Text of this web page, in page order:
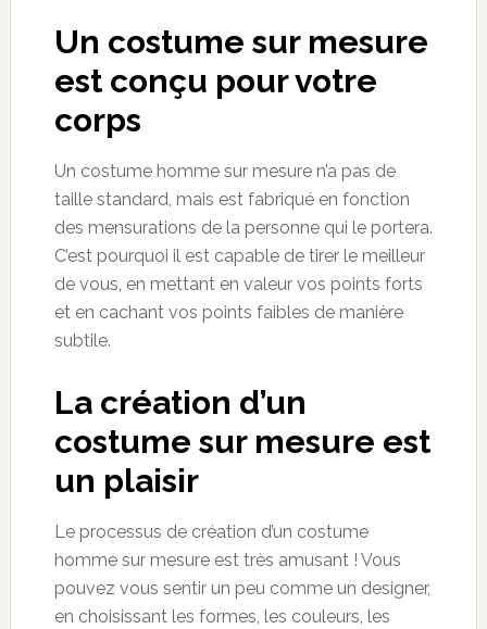
Un costume sur mesure
est conçu pour votre
corps
Un costume homme sur mesure n’a pas de
taille standard, mais est fabriqué en fonction
des mensurations de la personne qui le portera.
C’est pourquoi il est capable de tirer le meilleur
de vous, en mettant en valeur vos points forts
et en cachant vos points faibles de manière
subtile.
La création d’un
costume sur mesure est
un plaisir
Le processus de création d’un costume
homme sur mesure est très amusant ! Vous
pouvez vous sentir un peu comme un designer,
en choisissant les formes, les couleurs, les